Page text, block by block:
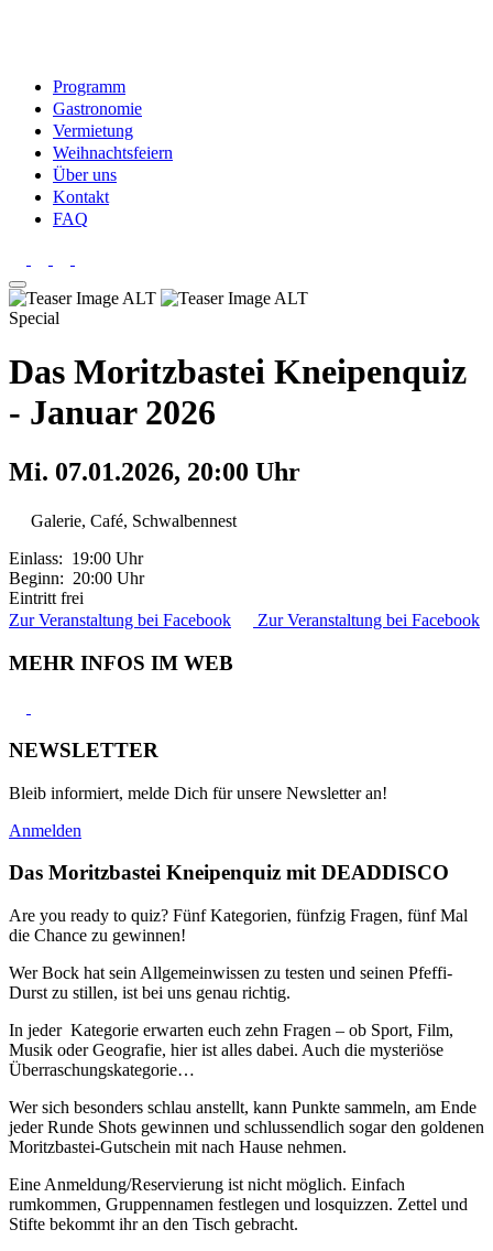
Programm
Gastronomie
Vermietung
Weihnachtsfeiern
Über uns
Kontakt
FAQ
Special
Das Moritzbastei Kneipenquiz
- Januar 2026
Mi. 07.01.2026, 20:00 Uhr
Galerie, Café, Schwalbennest
Einlass: 19:00 Uhr
Beginn: 20:00 Uhr
Eintritt frei
Zur Veranstaltung bei Facebook
Zur Veranstaltung bei Facebook
MEHR INFOS IM WEB
NEWSLETTER
Bleib informiert, melde Dich für unsere Newsletter an!
Anmelden
Das Moritzbastei Kneipenquiz mit DEADDISCO
Are you ready to quiz? Fünf Kategorien, fünfzig Fragen, fünf Mal
die Chance zu gewinnen!
Wer Bock hat sein Allgemeinwissen zu testen und seinen Pfeffi-
Durst zu stillen, ist bei uns genau richtig.
In jeder Kategorie erwarten euch zehn Fragen – ob Sport, Film,
Musik oder Geografie, hier ist alles dabei. Auch die mysteriöse
Überraschungskategorie…
Wer sich besonders schlau anstellt, kann Punkte sammeln, am Ende
jeder Runde Shots gewinnen und schlussendlich sogar den goldenen
Moritzbastei-Gutschein mit nach Hause nehmen.
Eine Anmeldung/Reservierung ist nicht möglich. Einfach
rumkommen, Gruppennamen festlegen und losquizzen. Zettel und
Stifte bekommt ihr an den Tisch gebracht.